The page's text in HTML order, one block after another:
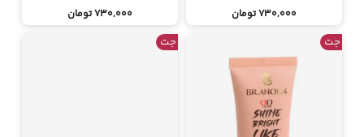
730,000 تومان 730,000 تومان
جت جت